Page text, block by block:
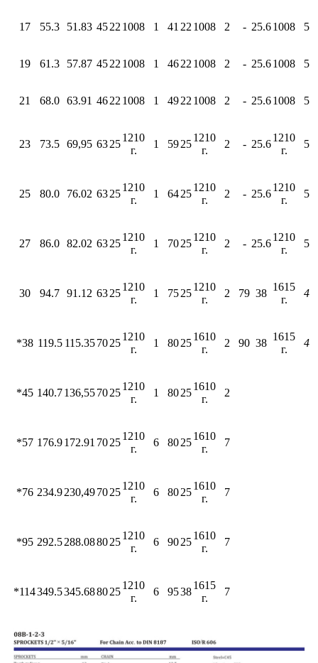
17 55.3 51.83 4522 1008 1 41 22 1008 2 - 25.61008 5
19 61.3 57.87 4522 1008 1 4622 1008 2 - 25.61008 5
21 68.0 63.91 4622 1008 1 4922 1008 2 - 25.61008 5
23 73.5 69,95 6325
1210
г.
1 5925
1210
г.
2 - 25.6
1210
г.
5
25 80.0 76.02 6325
1210
г.
1 6425
1210
г.
2 - 25.6
1210
г.
5
27 86.0 82.02 6325
1210
г.
1 7025
1210
г.
2 - 25.6
1210
г.
5
30 94.7 91.12 6325
1210
г.
1 7525
1210
г.
2 79 38
1615
г.
4
*38 119.5 115.35 7025
1210
г.
1 8025
1610
г.
2 90 38
1615
г.
4
*45 140.7136,557025
1210
г.
1 8025
1610
г.
2
*57 176.9172.91 7025
1210
г.
6 8025
1610
г.
7
*76 234.9230,497025
1210
г.
6 8025
1610
г.
7
*95 292.5288.088025
1210
г.
6 9025
1610
г.
7
*114349.5345.688025
1210
г.
6 9538
1615
г.
7